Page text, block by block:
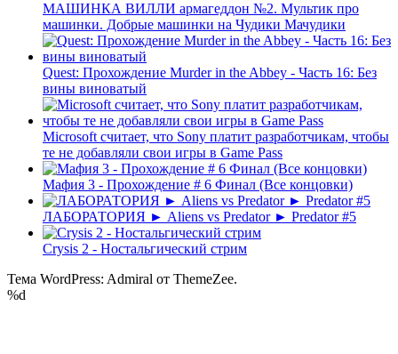
МАШИНКА ВИЛЛИ армагеддон №2. Мультик про
машинки. Добрые машинки на Чудики Мачудики
Quest: Прохождение Murder in the Abbey - Часть 16: Без
вины виноватый
Microsoft считает, что Sony платит разработчикам, чтобы
те не добавляли свои игры в Game Pass
Мафия 3 - Прохождение # 6 Финал (Все концовки)
ЛАБОРАТОРИЯ ► Aliens vs Predator ► Predator #5
Crysis 2 - Ностальгический стрим
Тема WordPress: Admiral от ThemeZee.
%d